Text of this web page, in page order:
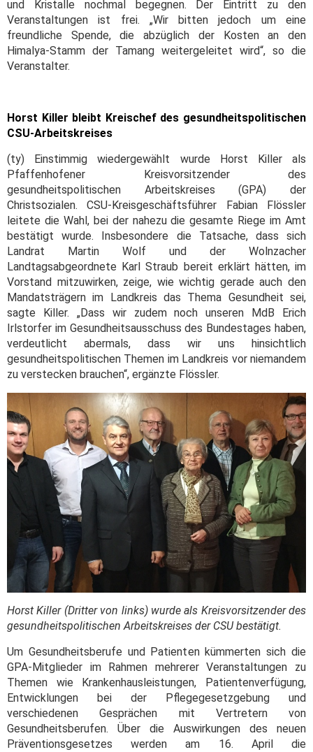
und Kristalle nochmal begegnen. Der Eintritt zu den
Veranstaltungen ist frei. „Wir bitten jedoch um eine
freundliche Spende, die abzüglich der Kosten an den
Himalya-Stamm der Tamang weitergeleitet wird“, so die
Veranstalter.
Horst Killer bleibt Kreischef des gesundheitspolitischen
CSU-Arbeitskreises
(ty) Einstimmig wiedergewählt wurde Horst Killer als
Pfaffenhofener Kreisvorsitzender des
gesundheitspolitischen Arbeitskreises (GPA) der
Christsozialen. CSU-Kreisgeschäftsführer Fabian Flössler
leitete die Wahl, bei der nahezu die gesamte Riege im Amt
bestätigt wurde. Insbesondere die Tatsache, dass sich
Landrat Martin Wolf und der Wolnzacher
Landtagsabgeordnete Karl Straub bereit erklärt hätten, im
Vorstand mitzuwirken, zeige, wie wichtig gerade auch den
Mandatsträgern im Landkreis das Thema Gesundheit sei,
sagte Killer. „Dass wir zudem noch unseren MdB Erich
Irlstorfer im Gesundheitsausschuss des Bundestages haben,
verdeutlicht abermals, dass wir uns hinsichtlich
gesundheitspolitischen Themen im Landkreis vor niemandem
zu verstecken brauchen“, ergänzte Flössler.
Horst Killer (Dritter von links) wurde als Kreisvorsitzender des
gesundheitspolitischen Arbeitskreises der CSU bestätigt.
Um Gesundheitsberufe und Patienten kümmerten sich die
GPA-Mitglieder im Rahmen mehrerer Veranstaltungen zu
Themen wie Krankenhausleistungen, Patientenverfügung,
Entwicklungen bei der Pflegegesetzgebung und
verschiedenen Gesprächen mit Vertretern von
Gesundheitsberufen. Über die Auswirkungen des neuen
Präventionsgesetzes werden am 16. April die